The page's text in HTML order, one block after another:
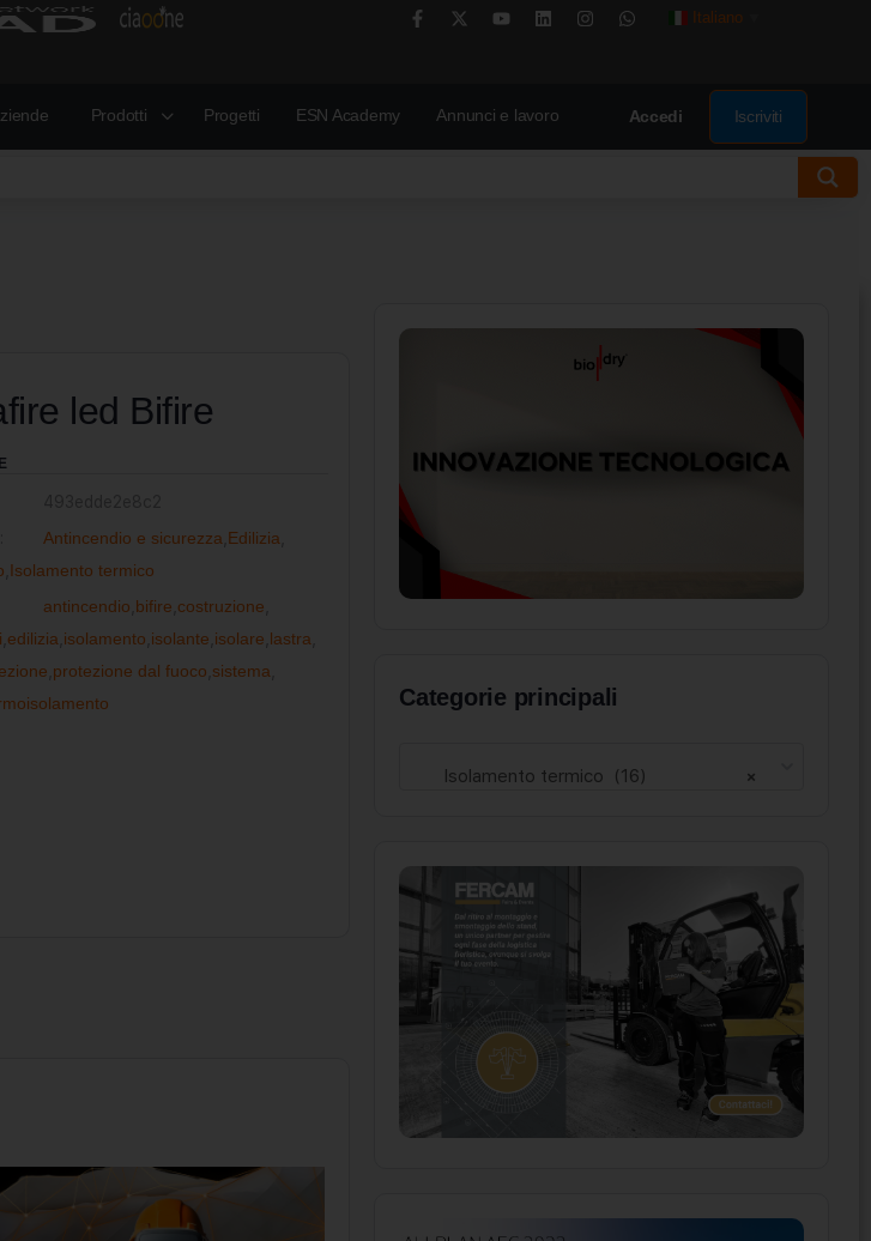
Italiano
Prodotti Progetti ESN Academy Annunci e lavoro Accedi Iscriviti
led Bifire
Antincendio e sicurezza Edilizia
Isolamento termico
antincendio bifire costruzione
edilizia isolamento isolante isolare lastra
protezione dal fuoco sistema
Categorie principali
×
Isolamento termico (16)